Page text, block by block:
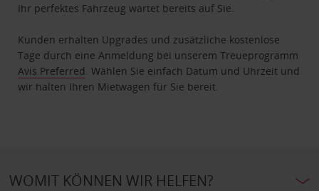
Ihr perfektes Fahrzeug wartet bereits auf Sie.
Kunden erhalten Upgrades und zusätzliche kostenlose
Tage durch eine Anmeldung bei unserem Treueprogramm
Avis Preferred . Wählen Sie einfach Datum und Uhrzeit und
wir halten Ihren Mietwagen für Sie bereit.
WOMIT KÖNNEN WIR HELFEN?